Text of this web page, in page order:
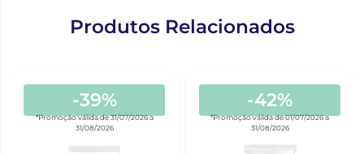
Produtos Relacionados
-39%
*Promoção válida de 31/07/2026 a
31/08/2026
-42%
*Promoção válida de 01/07/2026 a
31/08/2026